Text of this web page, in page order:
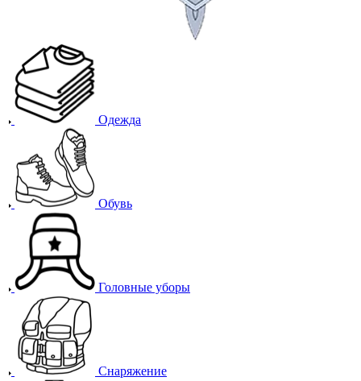
Одежда
Обувь
Головные уборы
Снаряжение